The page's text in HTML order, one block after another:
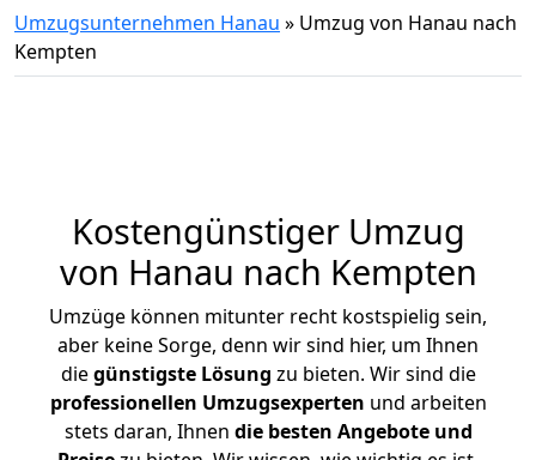
Umzugsunternehmen Hanau » Umzug von Hanau nach
Kempten
Kostengünstiger Umzug
von Hanau nach Kempten
Umzüge können mitunter recht kostspielig sein,
aber keine Sorge, denn wir sind hier, um Ihnen
diegünstigste Lösung zu bieten. Wir sind die
professionellen Umzugsexperten und arbeiten
stets daran, Ihnen die besten Angebote und